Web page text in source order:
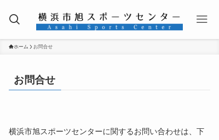
ホーム お問合せ
お問合せ
横浜市旭スポーツセンターに関するお問い合わせは、下